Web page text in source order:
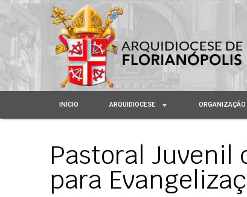
INÍCIO ARQUIDIOCESE ORGANIZAÇÃO
Pastoral Juvenil
para